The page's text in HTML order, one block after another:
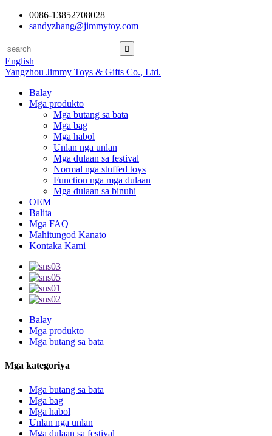
0086-13852708028
sandyzhang@jimmytoy.com
English
Yangzhou Jimmy Toys & Gifts Co., Ltd.
Balay
Mga produkto
Mga butang sa bata
Mga bag
Mga habol
Unlan nga unlan
Mga dulaan sa festival
Normal nga stuffed toys
Function nga mga dulaan
Mga dulaan sa binuhi
OEM
Balita
Mga FAQ
Mahitungod Kanato
Kontaka Kami
Balay
Mga produkto
Mga butang sa bata
Mga kategoriya
Mga butang sa bata
Mga bag
Mga habol
Unlan nga unlan
Mga dulaan sa festival